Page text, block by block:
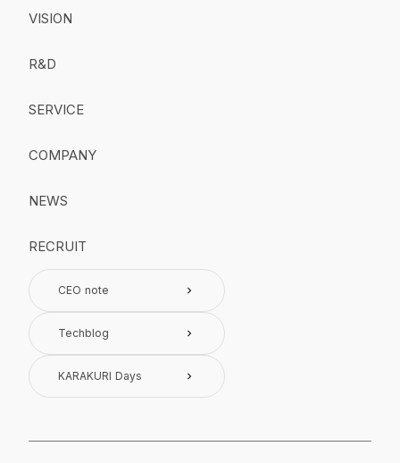
VISION
R&D
SERVICE
COMPANY
NEWS
RECRUIT
CEO note keyboard_arrow_right
Techblog keyboard_arrow_right
KARAKURI Days keyboard_arrow_right